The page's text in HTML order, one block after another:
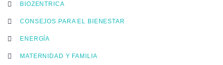
BIOZENTRICA
CONSEJOS PARA EL BIENESTAR
ENERGÍA
MATERNIDAD Y FAMILIA